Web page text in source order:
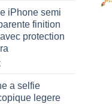
iPhone semi
finition
protection
a selfie
legere